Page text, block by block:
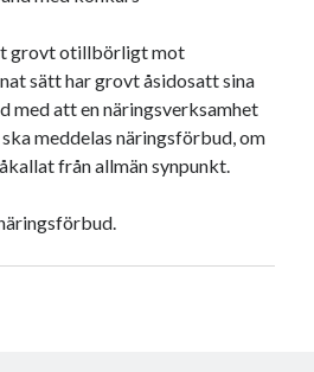
grovt otillbörligt mot
sätt har grovt åsidosatt sina
med att en näringsverksamhet
meddelas näringsförbud, om
från allmän synpunkt.